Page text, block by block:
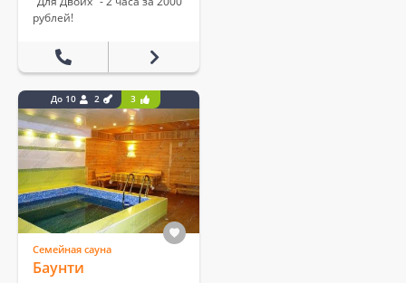
рублей!
До 10 2 3
Семейная сауна
Баунти